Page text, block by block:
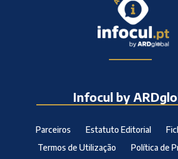
Infocul by
Parceiros Estatuto Editorial
Termos de Utilização
Política de